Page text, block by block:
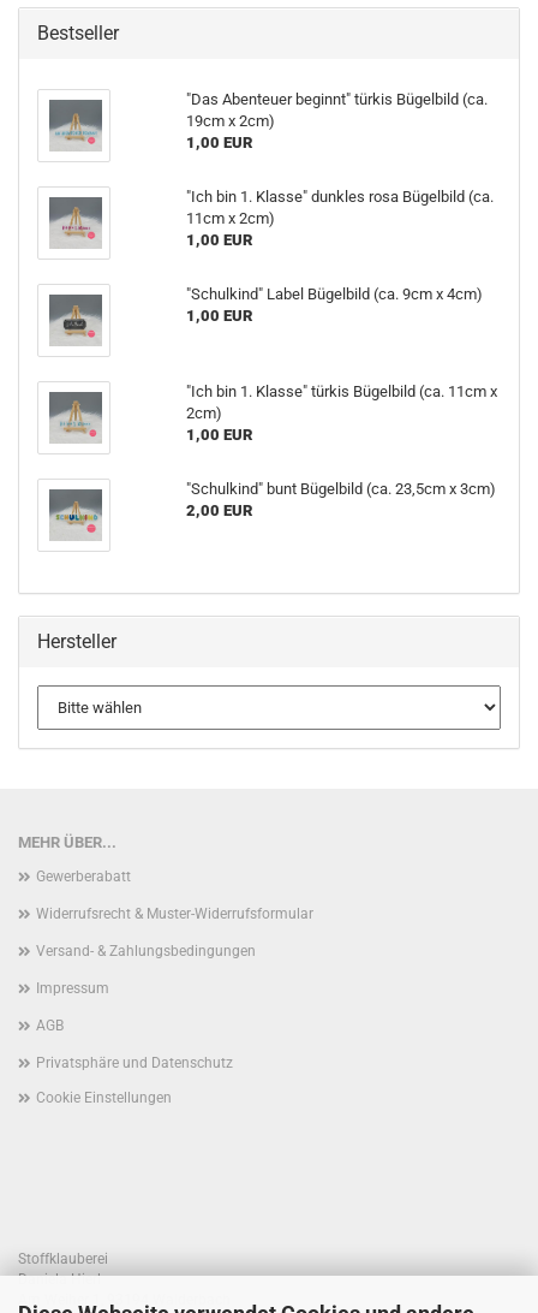
Bestseller
"Das Abenteuer beginnt" türkis Bügelbild (ca.
19cm x 2cm)
1,00 EUR
"Ich bin 1. Klasse" dunkles rosa Bügelbild (ca.
11cm x 2cm)
1,00 EUR
"Schulkind" Label Bügelbild (ca. 9cm x 4cm)
1,00 EUR
"Ich bin 1. Klasse" türkis Bügelbild (ca. 11cm x
2cm)
1,00 EUR
"Schulkind" bunt Bügelbild (ca. 23,5cm x 3cm)
2,00 EUR
Hersteller
MEHR ÜBER...
Gewerberabatt
Widerrufsrecht & Muster-Widerrufsformular
Versand- & Zahlungsbedingungen
Impressum
AGB
Privatsphäre und Datenschutz
Cookie Einstellungen
Stoffklauberei
Daniela Hierl